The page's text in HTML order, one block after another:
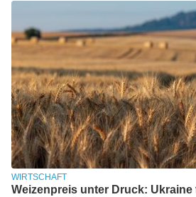
WIRTSCHAFT
Weizenpreis unter Druck: